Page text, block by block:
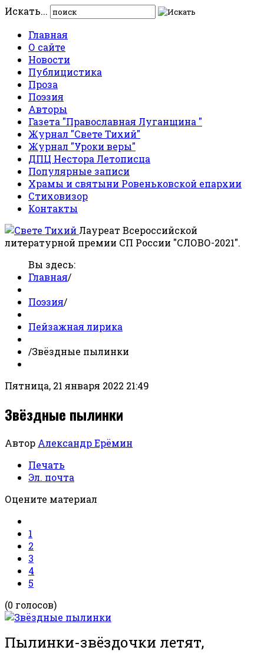
Искать...
Главная
О сайте
Новости
Публицистика
Проза
Поэзия
Авторы
Газета "Православная Луганщина "
Журнал "Свете Тихий"
Журнал "Уроки веры"
ДПЦ Нестора Летописца
Популярные записи
Храмы и святыни Ровеньковской епархии
Стиховизор
Контакты
Лауреат Всероссийской
литературной премии СП России "СЛОВО-2021".
Вы здесь:
Главная/
Поэзия/
Пейзажная лирика
/Звёздные пылинки
Пятница, 21 января 2022 21:49
Звёздные пылинки
Автор Александр Ерёмин
Печать
Эл. почта
Оцените материал
1
2
3
4
5
(0 голосов)
Пылинки-звёздочки летят,